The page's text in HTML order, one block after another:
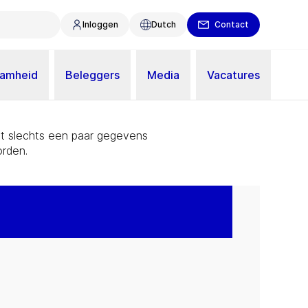
Inloggen Dutch Contact
Beleggers Media Vacatures
slechts een paar gegevens